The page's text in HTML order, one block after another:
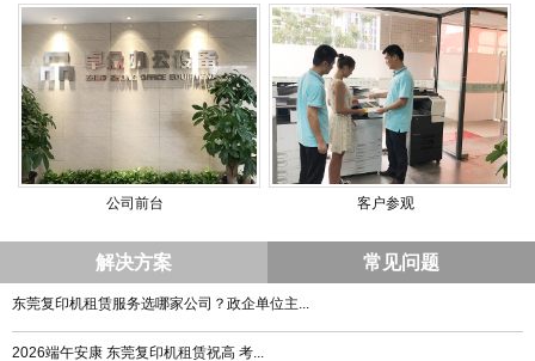
公司前台 客户参观
解决方案 常见问题
东莞复印机租赁服务选哪家公司？政企单位主...
2026端午安康 东莞复印机租赁祝高 考...